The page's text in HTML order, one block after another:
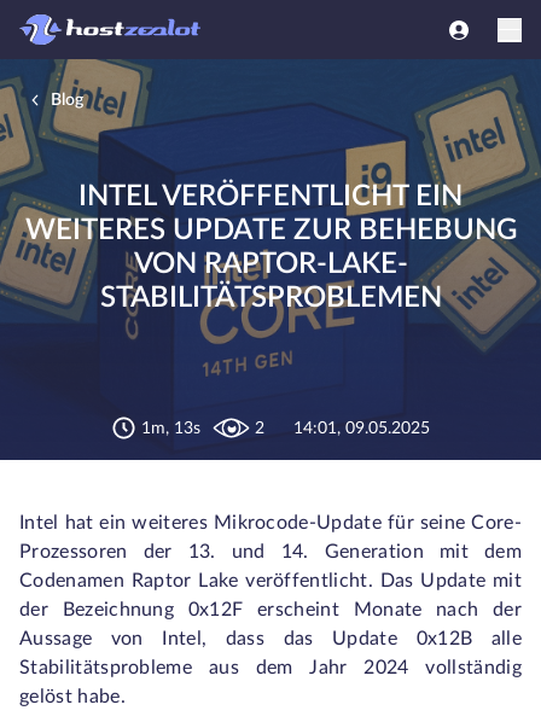
Blog
INTEL VERÖFFENTLICHT EIN
WEITERES UPDATE ZUR BEHEBUNG
VON RAPTOR-LAKE-
STABILITÄTSPROBLEMEN
1m, 13s 2 14:01, 09.05.2025
Intel hat ein weiteres Mikrocode-Update für seine Core-
Prozessoren der 13. und 14. Generation mit dem
Codenamen Raptor Lake veröffentlicht. Das Update mit
der Bezeichnung 0x12F erscheint Monate nach der
Aussage von Intel, dass das Update 0x12B alle
Stabilitätsprobleme aus dem Jahr 2024 vollständig
gelöst habe.